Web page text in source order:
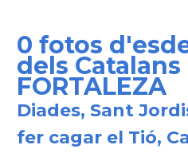
0 fotos
dels Catalans
FORTALEZA
Diades, Sant
fer cagar el Tió,